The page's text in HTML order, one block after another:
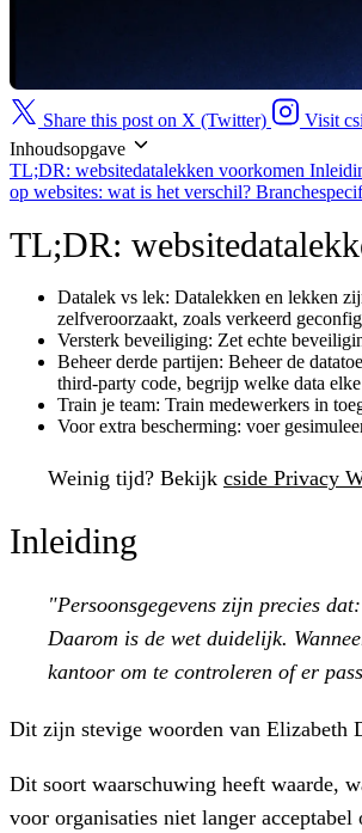
Share this post on X (Twitter) Visit
Inhoudsopgave
TL;DR: websitedatalekken voorkomen
op websites: wat is het verschil?
TL;DR:
Datalek vs lek: Datalekken en lekken
zelfveroorzaakt, zoals verkeerd
Versterk beveiliging: Zet echte
Beheer derde partijen: Beheer de
third-party code, begrijp welke data
Train je team: Train medewerkers in
Voor extra bescherming: voer
Weinig tijd? Bekijk cside Privacy
Inleiding
"Persoonsgegevens zijn precies
Daarom is de wet duidelijk.
kantoor om te controleren of er
Dit zijn stevige woorden van Elizabeth
Dit soort waarschuwing heeft waarde,
voor organisaties niet langer